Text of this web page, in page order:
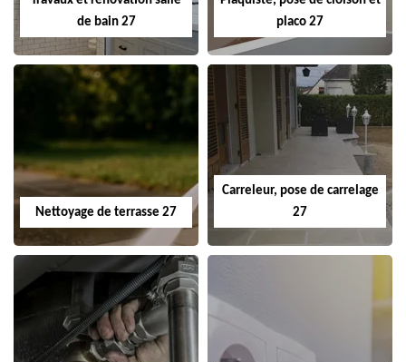
de bain 27
placo 27
Nettoyage de terrasse 27
Carreleur, pose de carrelage
27